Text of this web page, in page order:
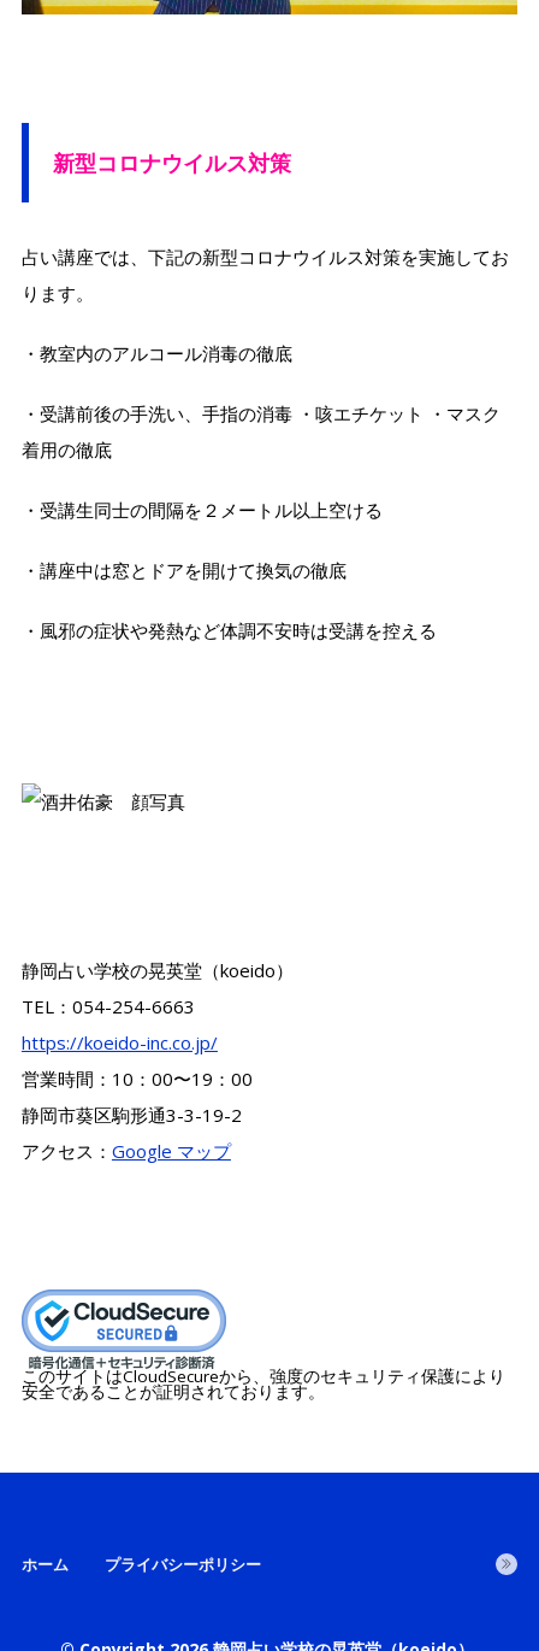
新型コロナウイルス対策
占い講座では、下記の新型コロナウイルス対策を実施してお
ります。
・教室内のアルコール消毒の徹底
・受講前後の手洗い、手指の消毒 ・咳エチケット ・マスク
着用の徹底
・受講生同士の間隔を２メートル以上空ける
・講座中は窓とドアを開けて換気の徹底
・風邪の症状や発熱など体調不安時は受講を控える
静岡占い学校の晃英堂（koeido）
TEL：054-254-6663
https://koeido-inc.co.jp/
営業時間：10：00〜19：00
静岡市葵区駒形通3-3-19-2
アクセス： Google マップ
このサイトはCloudSecureから、強度のセキュリティ保護により
安全であることが証明されております。
ホーム プライバシーポリシー